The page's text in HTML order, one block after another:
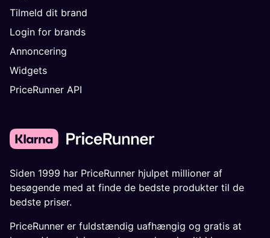
Tilmeld dit brand
Login for brands
Annoncering
Widgets
PriceRunner API
Siden 1999 har PriceRunner hjulpet millioner af
besøgende med at finde de bedste produkter til de
bedste priser.
PriceRunner er fuldstændig uafhængig og gratis at